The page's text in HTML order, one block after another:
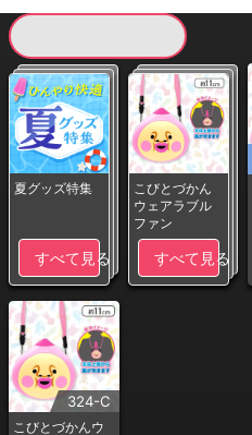
夏グッズ特集
すべて見る
こびとづかん
ウェアラブル
ファン
すべて見る
324-C
こびとづかんウ